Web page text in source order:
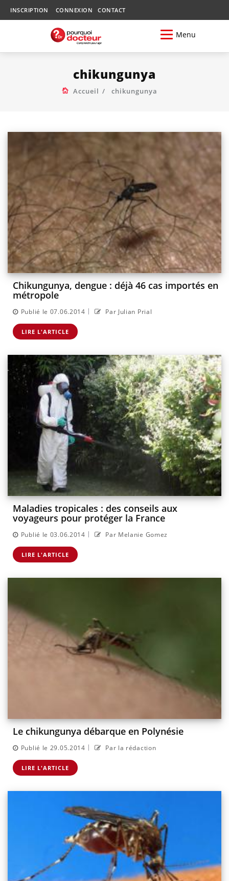
INSCRIPTION CONNEXION CONTACT
Menu
chikungunya
Accueil chikungunya
Chikungunya, dengue : déjà 46 cas importés en
métropole
Publié le 07.06.2014 | Par Julian Prial
LIRE L'ARTICLE
Maladies tropicales : des conseils aux
voyageurs pour protéger la France
Publié le 03.06.2014 | Par Melanie Gomez
LIRE L'ARTICLE
Le chikungunya débarque en Polynésie
Publié le 29.05.2014 | Par la rédaction
LIRE L'ARTICLE